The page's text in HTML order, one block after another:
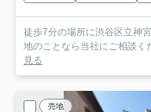
徒歩7分の場所に渋谷区立神
地のことなら当社にご相談く
見る
売地